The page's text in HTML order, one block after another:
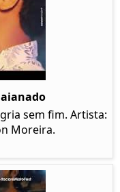
sem fim. Artista:
Moreira.